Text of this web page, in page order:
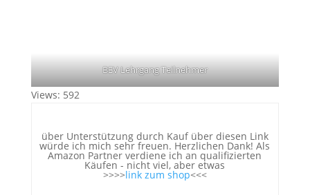
BEV Lehrgang Teilnehmer
Views: 592
über Unterstützung durch Kauf über diesen Link
würde ich mich sehr freuen. Herzlichen Dank! Als
Amazon Partner verdiene ich an qualifizierten
Käufen - nicht viel, aber etwas
>>>>link zum shop<<<